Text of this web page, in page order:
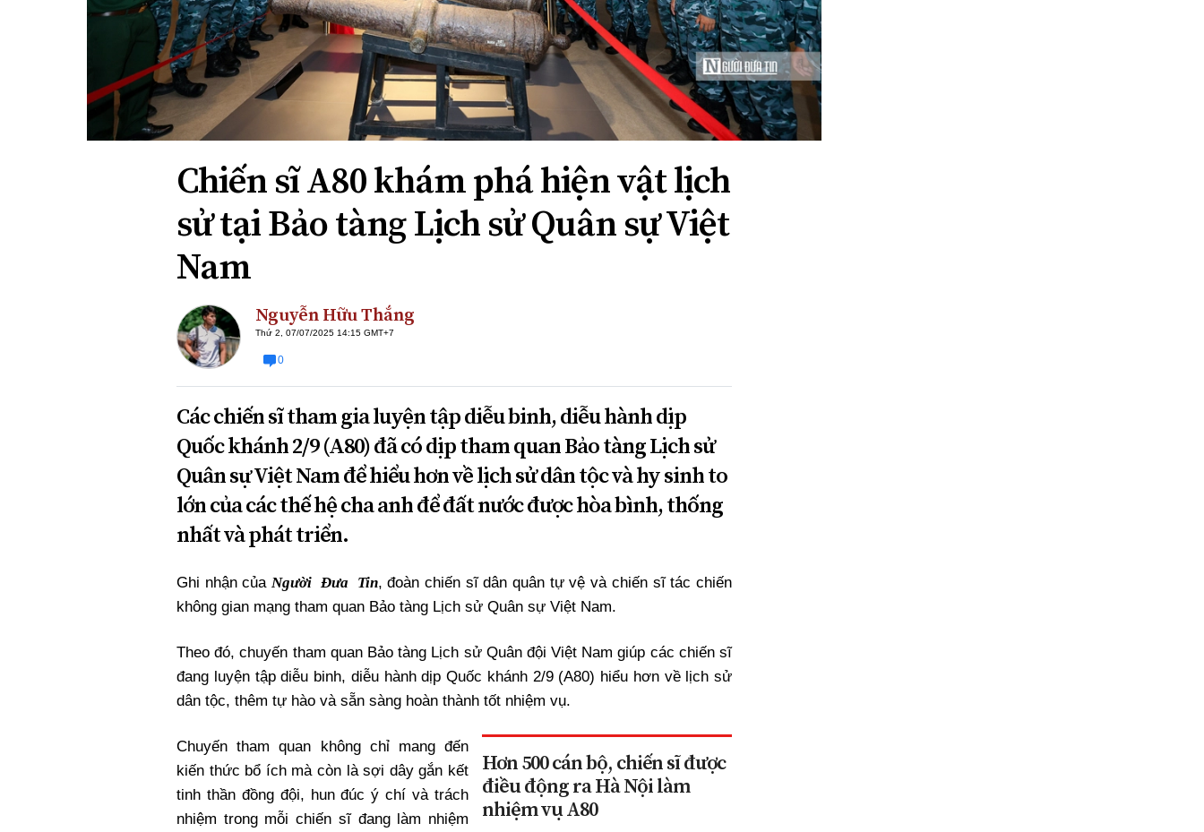
Xi nhan Trái Phải
Bạn đọc viết
Chiến sĩ A80 khám phá hiện vật lịch
sử tại Bảo tàng Lịch sử Quân sự Việt
Nam
Nguyễn Hữu Thắng
Thứ 2, 07/07/2025 14:15 GMT+7
0
Các chiến sĩ tham gia luyện tập diễu binh, diễu hành dịp
Quốc khánh 2/9 (A80) đã có dịp tham quan Bảo tàng Lịch sử
Quân sự Việt Nam để hiểu hơn về lịch sử dân tộc và hy sinh to
lớn của các thế hệ cha anh để đất nước được hòa bình, thống
nhất và phát triển.
Ghi nhận củaNgười Đưa Tin, đoàn chiến sĩ dân quân tự vệ và chiến sĩ tác chiến
không gian mạng tham quan Bảo tàng Lịch sử Quân sự Việt Nam.
Theo đó, chuyến tham quan Bảo tàng Lịch sử Quân đội Việt Nam giúp các chiến sĩ
đang luyện tập diễu binh, diễu hành dịp Quốc khánh 2/9 (A80) hiểu hơn về lịch sử
dân tộc, thêm tự hào và sẵn sàng hoàn thành tốt nhiệm vụ.
Hơn 500 cán bộ, chiến sĩ được
điều động ra Hà Nội làm
nhiệm vụ A80
Chuyến tham quan không chỉ mang đến
kiến thức bổ ích mà còn là sợi dây gắn kết
tinh thần đồng đội, hun đúc ý chí và trách
nhiệm trong mỗi chiến sĩ đang làm nhiệm